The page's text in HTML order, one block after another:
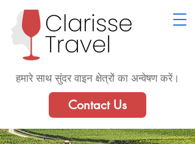
हमारे साथ सुंदर वाइन क्षेत्रों का अन्वेषण करें।
Contact Us